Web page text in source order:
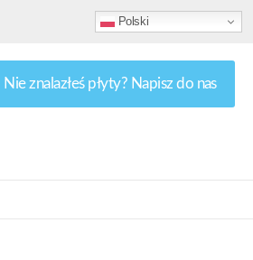
Polski
Nie znalazłeś płyty? Napisz do nas